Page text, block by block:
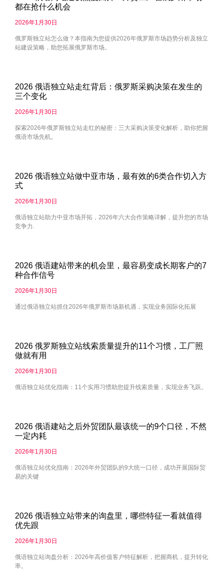
都在抢什么机会
2026年1月30日
俄罗斯独立站怎么做？本指南为您提供2026年俄罗斯市场趋势分析及独立
站建设策略，助您拓展俄罗斯市场。
2026 俄语独立站走红背后：俄罗斯采购决策在发生的
三个变化
2026年1月30日
探索2026年俄罗斯独立站走红的秘密：三大采购决策变化解析，助你把握
俄语市场先机。
2026 俄语独立站做中亚市场，最有效的6类合作切入方
式
2026年1月30日
俄语独立站助力中亚市场开拓，2026年六大合作策略详解，提升您的市场
竞争力.
2026 俄语建站带来的机会里，最容易变成长期客户的7
种合作信号
2026年1月30日
通过俄语独立站抓住2026年俄罗斯市场新机遇，实现业务国际化拓展
2026 俄罗斯独立站线索质量提升的11个习惯，工厂照
做就有用
2026年1月30日
俄语独立站优化指南：11个实用习惯助您提升线索质量，实现业务飞跃。
2026 俄语建站之后外贸团队最该统一的9个口径，不然
一定内耗
2026年1月30日
俄语独立站优化指南：2026年外贸团队的9大统一口径，成功开展国际贸
易的关键
2026 俄语独立站带来的询盘里，哪些特征一看就值得
优先跟
2026年1月30日
俄语独立站询盘分析：2026年高价值客户特征解析，把握商机，提升转化
率。